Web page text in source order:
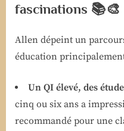
fascinations 📚🎨
Allen dépeint un
éducation
Un QI élevé, des
cinq ou six ans a
recommandé pour une